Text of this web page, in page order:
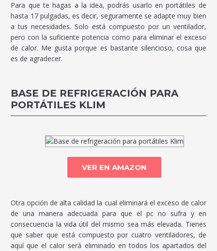
Para que te hagas a la idea, podrás usarlo en portátiles de
hasta 17 pulgadas, es decir, seguramente se adapte muy bien
a tus necesidades. Solo está compuesto por un ventilador,
pero con la suficiente potencia como para eliminar el exceso
de calor. Me gusta porque es bastante silencioso, cosa que
es de agradecer.
BASE DE REFRIGERACIÓN PARA
PORTÁTILES KLIM
VER EN AMAZON
Otra opción de alta calidad la cual eliminará el exceso de calor
de una manera adecuada para que el pc no sufra y en
consecuencia la vida útil del mismo sea más elevada. Tienes
que saber que está compuesto por cuatro ventiladores, de
aquí que el calor será eliminado en todos los apartados del